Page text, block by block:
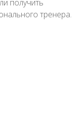
получить
тренера.